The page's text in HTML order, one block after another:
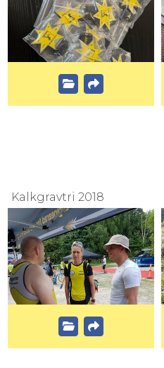
Kalkgravtri 2018